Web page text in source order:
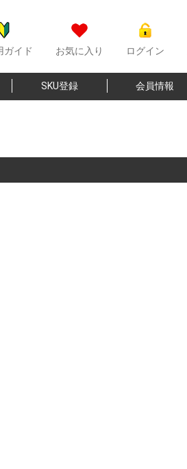
ガイド お気に入り ログイン
SKU登録 会員情報